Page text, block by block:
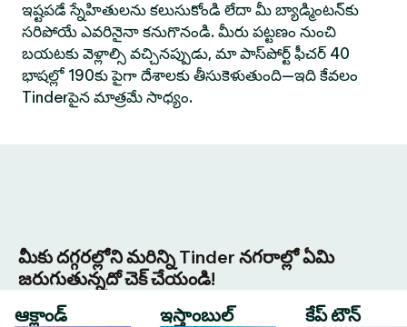
ఇష్టపడే స్నేహితులను కలుసుకోండి లేదా మీ బ్యాడ్మింటన్‌కు
సరిపోయే ఎవరినైనా కనుగొనండి. మీరు పట్టణం నుంచి
బయటకు వెళ్లాల్సి వచ్చినప్పుడు, మా పాస్‌పోర్ట్ ఫీచర్ 40
భాషల్లో 190కు పైగా దేశాలకు తీసుకెళుతుంది—ఇది కేవలం
Tinderపైన మాత్రమే సాధ్యం.
మీకు దగ్గరల్లోని మరిన్ని Tinder నగరాల్లో ఏమి
జరుగుతున్నదో చెక్ చేయండి!
ఆక్లాండ్
ఇస్తాంబుల్ కేప్ టౌన్